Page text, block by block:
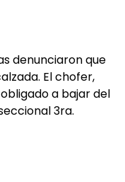
denunciaron que
El chofer,
a bajar del
3ra.